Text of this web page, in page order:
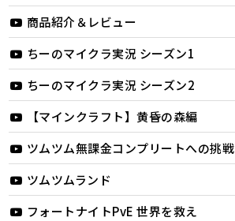
商品紹介＆レビュー
ちーのマイクラ実況 シーズン1
ちーのマイクラ実況 シーズン2
【マインクラフト】黄昏の森編
ツムツム無課金コンプリートへの挑戦
ツムツムランド
フォートナイトPvE 世界を救え